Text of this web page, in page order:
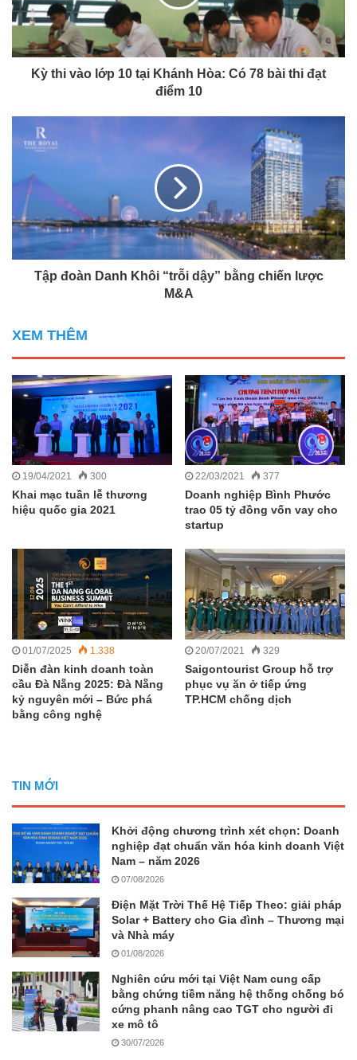
Kỳ thi vào lớp 10 tại Khánh Hòa: Có 78 bài thi đạt
điểm 10
Tập đoàn Danh Khôi “trỗi dậy” bằng chiến lược
M&A
XEM THÊM
19/04/2021 300
Khai mạc tuần lễ thương
hiệu quốc gia 2021
22/03/2021 377
Doanh nghiệp Bình Phước
trao 05 tỷ đồng vốn vay cho
startup
01/07/2025 1.338
Diễn đàn kinh doanh toàn
cầu Đà Nẵng 2025: Đà Nẵng
kỷ nguyên mới – Bức phá
bằng công nghệ
20/07/2021 329
Saigontourist Group hỗ trợ
phục vụ ăn ở tiếp ứng
TP.HCM chống dịch
TIN MỚI
Khởi động chương trình xét chọn: Doanh
nghiệp đạt chuẩn văn hóa kinh doanh Việt
Nam – năm 2026
07/08/2026
Điện Mặt Trời Thế Hệ Tiếp Theo: giải pháp
Solar + Battery cho Gia đình – Thương mại
và Nhà máy
01/08/2026
Nghiên cứu mới tại Việt Nam cung cấp
bằng chứng tiềm năng hệ thống chống bó
cứng phanh nâng cao TGT cho người đi
xe mô tô
30/07/2026